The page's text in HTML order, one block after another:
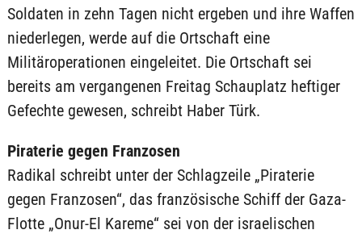
Soldaten in zehn Tagen nicht ergeben und ihre Waffen
niederlegen, werde auf die Ortschaft eine
Militäroperationen eingeleitet. Die Ortschaft sei
bereits am vergangenen Freitag Schauplatz heftiger
Gefechte gewesen, schreibt Haber Türk.
Piraterie gegen Franzosen
Radikal schreibt unter der Schlagzeile „Piraterie
gegen Franzosen“, das französische Schiff der Gaza-
Flotte „Onur-El Kareme“ sei von der israelischen